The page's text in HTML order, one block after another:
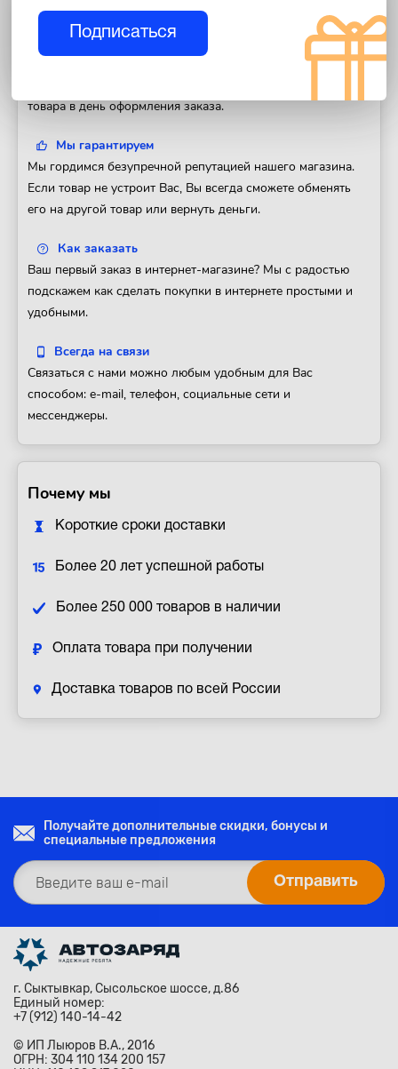
Полезная информация
товара в день оформления заказа.
Мы гарантируем
Мы гордимся безупречной репутацией нашего магазина.
Если товар не устроит Вас, Вы всегда сможете обменять
его на другой товар или вернуть деньги.
Как заказать
Ваш первый заказ в интернет-магазине? Мы с радостью
подскажем как сделать покупки в интернете простыми и
удобными.
Всегда на связи
Связаться с нами можно любым удобным для Вас
способом: e-mail, телефон, социальные сети и
мессенджеры.
Почему мы
Короткие сроки доставки
Более 20 лет успешной работы
Более 250 000 товаров в наличии
Оплата товара при получении
Доставка товаров по всей России
Получайте дополнительные скидки, бонусы и
специальные предложения
г. Сыктывкар, Сысольское шоссе, д.86
Единый номер:
+7 (912) 140-14-42
© ИП Лыюров В.А., 2016
ОГРН: 304 110 134 200 157
Подписаться